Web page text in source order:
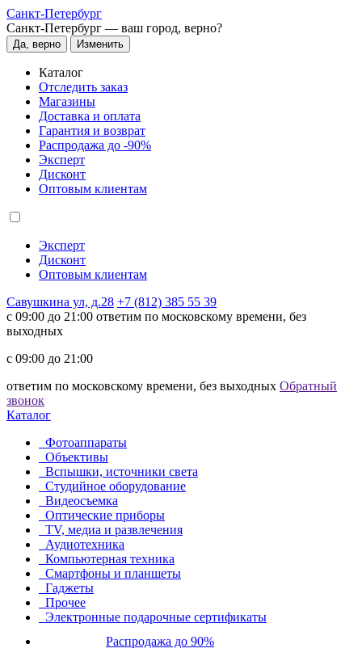
Санкт-Петербург
Санкт-Петербург — ваш город, верно?
Да, верно Изменить
Каталог
Отследить заказ
Магазины
Доставка и оплата
Гарантия и возврат
Распродажа до -90%
Эксперт
Дисконт
Оптовым клиентам
Эксперт
Дисконт
Оптовым клиентам
Савушкина ул, д.28 +7 (812) 385 55 39
c 09:00 до 21:00 ответим по московскому времени, без
выходных
c 09:00 до 21:00
ответим по московскому времени, без выходных Обратный
звонок
Каталог
Фотоаппараты
Объективы
Вспышки, источники света
Студийное оборудование
Видеосъемка
Оптические приборы
TV, медиа и развлечения
Аудиотехника
Компьютерная техника
Смартфоны и планшеты
Гаджеты
Прочее
Электронные подарочные сертификаты
Распродажа до 90%